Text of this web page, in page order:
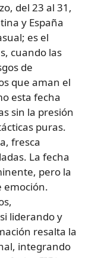
del 23 al 31,
y España
es el
cuando las
de
que aman el
esta fecha
sin la presión
puras.
fresca
La fecha
pero la
emoción.
liderando y
resalta la
integrando